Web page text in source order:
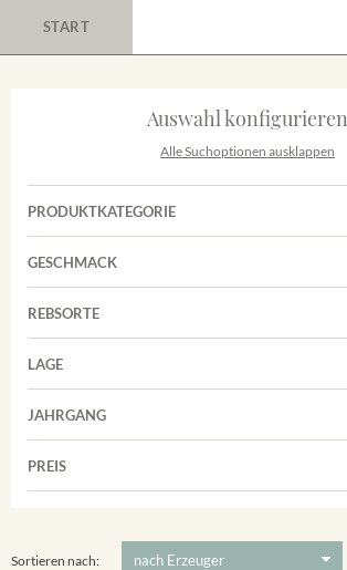
START
Auswahl konfigurieren
Alle Suchoptionen ausklappen
PRODUKTKATEGORIE
Cuvées
Rosé
Sekt
GESCHMACK
Trocken
REBSORTE
Auxerrois
Cuvée
Grauburgunder
LAGE
Achkarrer Schlossberg
Merdinger Bühl
Vorderer Winklerberg
JAHRGANG
PREIS
Sortieren nach: